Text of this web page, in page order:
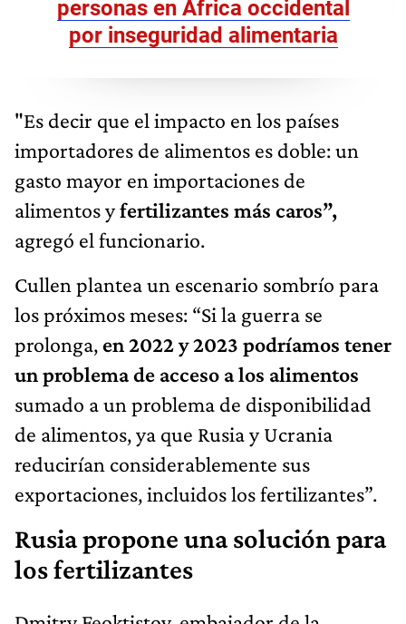
personas en África occidental
por inseguridad alimentaria
"Es decir que el impacto en los países
importadores de alimentos es doble: un
gasto mayor en importaciones de
alimentos yfertilizantes más caros”,
agregó el funcionario.
Cullen plantea un escenario sombrío para
los próximos meses: “Si la guerra se
prolonga, en 2022 y 2023 podríamos tener
un problema de acceso a los alimentos
sumado a un problema de disponibilidad
de alimentos, ya que Rusia y Ucrania
reducirían considerablemente sus
exportaciones, incluidos los fertilizantes”.
Rusia propone una solución para
los fertilizantes